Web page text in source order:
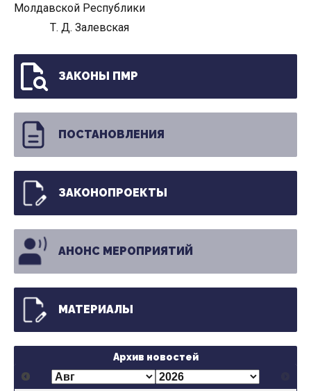
Молдавской Республики
Т. Д. Залевская
ЗАКОНЫ ПМР
ПОСТАНОВЛЕНИЯ
ЗАКОНОПРОЕКТЫ
АНОНС МЕРОПРИЯТИЙ
МАТЕРИАЛЫ
Архив новостей